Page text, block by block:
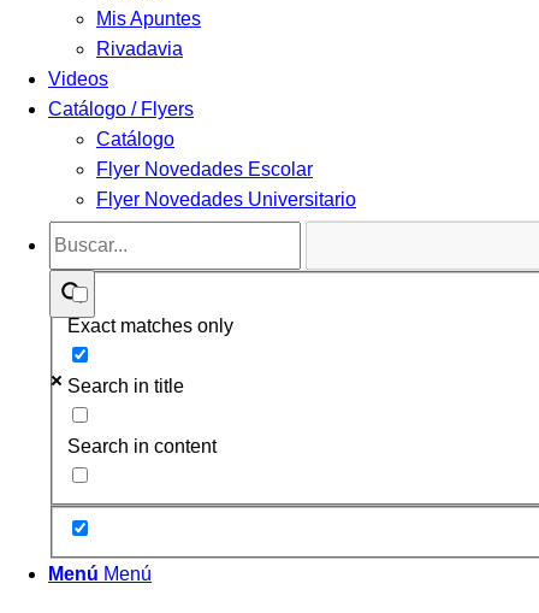
Mis Apuntes
Rivadavia
Videos
Catálogo / Flyers
Catálogo
Flyer Novedades Escolar
Flyer Novedades Universitario
Exact matches only
Search in title
Search in content
Menú Menú